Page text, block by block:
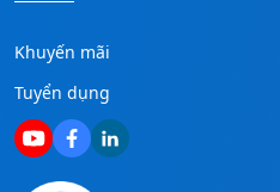
Khuyến mãi
Tuyển dụng